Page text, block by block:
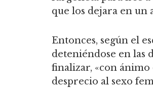
que los dejara en un
Entonces, según el
deteniéndose en las
finalizar, «con ánimo
desprecio al sexo